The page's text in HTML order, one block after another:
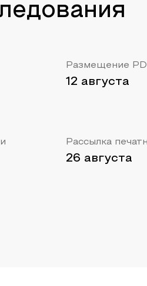
Размещение
12 августа
Рассылка
26 августа